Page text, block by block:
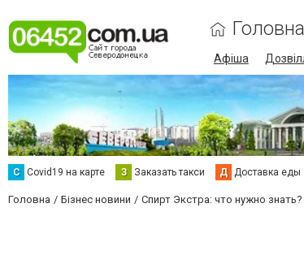
Головна
Афіша
С Сovid19 на карте З Заказать такси Д Доставка еды
Головна Бізнес новини Спирт Экстра: что нужно знать?